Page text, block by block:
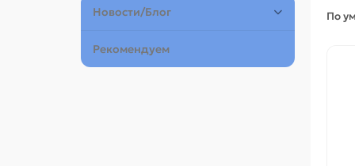
Новости/Блог
Рекомендуем
По